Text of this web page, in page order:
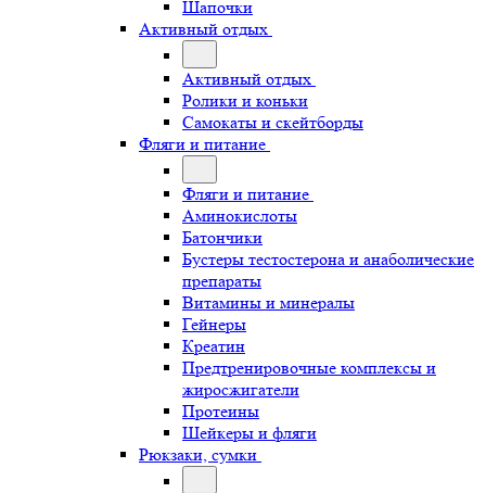
Шапочки
Активный отдых
Активный отдых
Ролики и коньки
Самокаты и скейтборды
Фляги и питание
Фляги и питание
Аминокислоты
Батончики
Бустеры тестостерона и анаболические
препараты
Витамины и минералы
Гейнеры
Креатин
Предтренировочные комплексы и
жиросжигатели
Протеины
Шейкеры и фляги
Рюкзаки, сумки